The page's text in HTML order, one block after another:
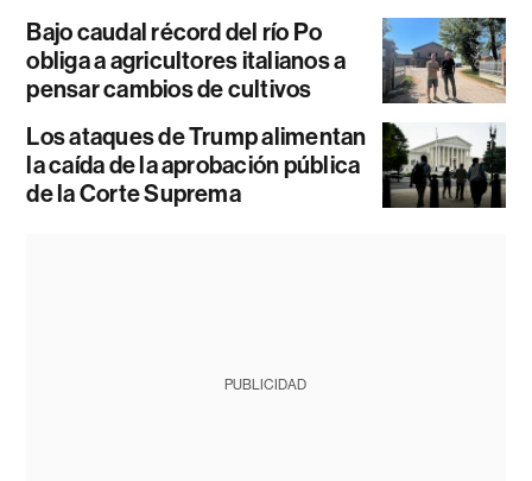
Bajo caudal récord del río Po
obliga a agricultores italianos a
pensar cambios de cultivos
Los ataques de Trump alimentan
la caída de la aprobación pública
de la Corte Suprema
PUBLICIDAD